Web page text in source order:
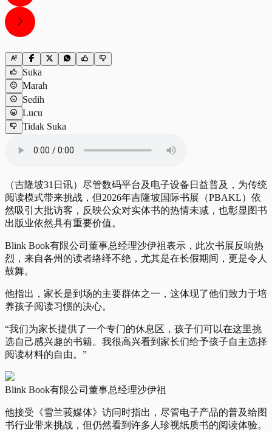
Suka
Marah
Sedih
Lucu
Tidak Suka
（吉隆坡31日讯）尽管数码平台及电子设备日益普及，为传统
阅读模式带来挑战，但2026年吉隆坡国际书展（PBAKL）依
然吸引大批访客，反映公众对实体书的热情未减，也彰显图书
出版业依然具有重要价值。
Blink Book有限公司董事总经理沙伊祖表示，此次书展反响热
烈，来自各州的读者络绎不绝，尤其是在长假期间，更是令人
鼓舞。
他指出，家长是到场的主要群体之一，这体现了他们致力于培
养孩子阅读习惯的决心。
“我们为家长提供了一个专门的休息区，孩子们可以在这里挑
选自己感兴趣的书籍。我很高兴看到家长们给予孩子自主选择
阅读材料的自由。”
Blink Book有限公司董事总经理沙伊祖
他接受《雪兰莪媒体》访问时指出，尽管电子产品的普及给图
书行业带来挑战，但仍然看到许多人珍视纸质书的阅读体验。